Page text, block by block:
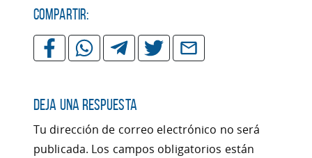
Compartir:
Deja una respuesta
Tu dirección de correo electrónico no será
publicada. Los campos obligatorios están